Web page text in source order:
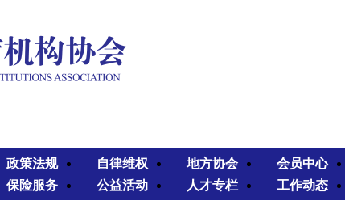
政策法规 自律维权 地方协会 会员中心
保险服务 公益活动 人才专栏 工作动态